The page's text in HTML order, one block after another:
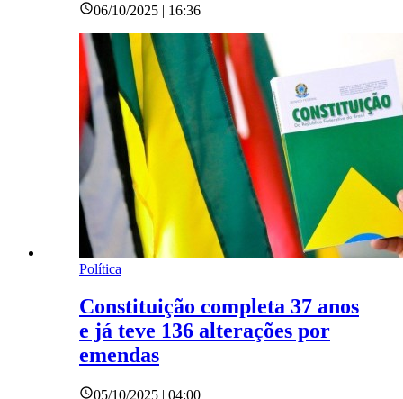
06/10/2025 | 16:36
Política
Constituição completa 37 anos
e já teve 136 alterações por
emendas
05/10/2025 | 04:00